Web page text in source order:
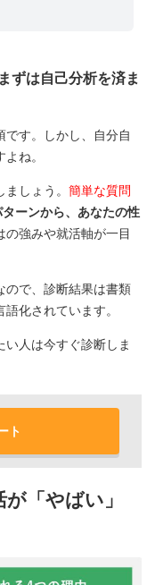
ずは自己分析を済ま
です。しかし、自分自
ね。
ましょう。 簡単な質問
ーンから、あなたの性
の強みや就活軸が一目
ので、診断結果は書類
化されています。
人は今すぐ診断しま
ト
「やばい」